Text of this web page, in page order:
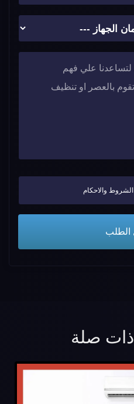
والاحكام
صلة